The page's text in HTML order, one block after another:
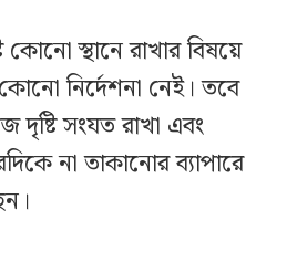
কোনো স্থানে রাখার বিষয়ে
নির্দেশনা নেই। তবে
দৃষ্টি সংযত রাখা এবং
না তাকানোর ব্যাপারে